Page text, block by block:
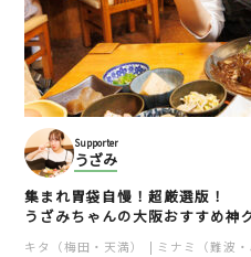
Supporter
うざみ
集まれ胃袋自慢！超厳選版！
うざみちゃんの大阪おすすめ神
キタ（梅田・天満） ミナミ（難波